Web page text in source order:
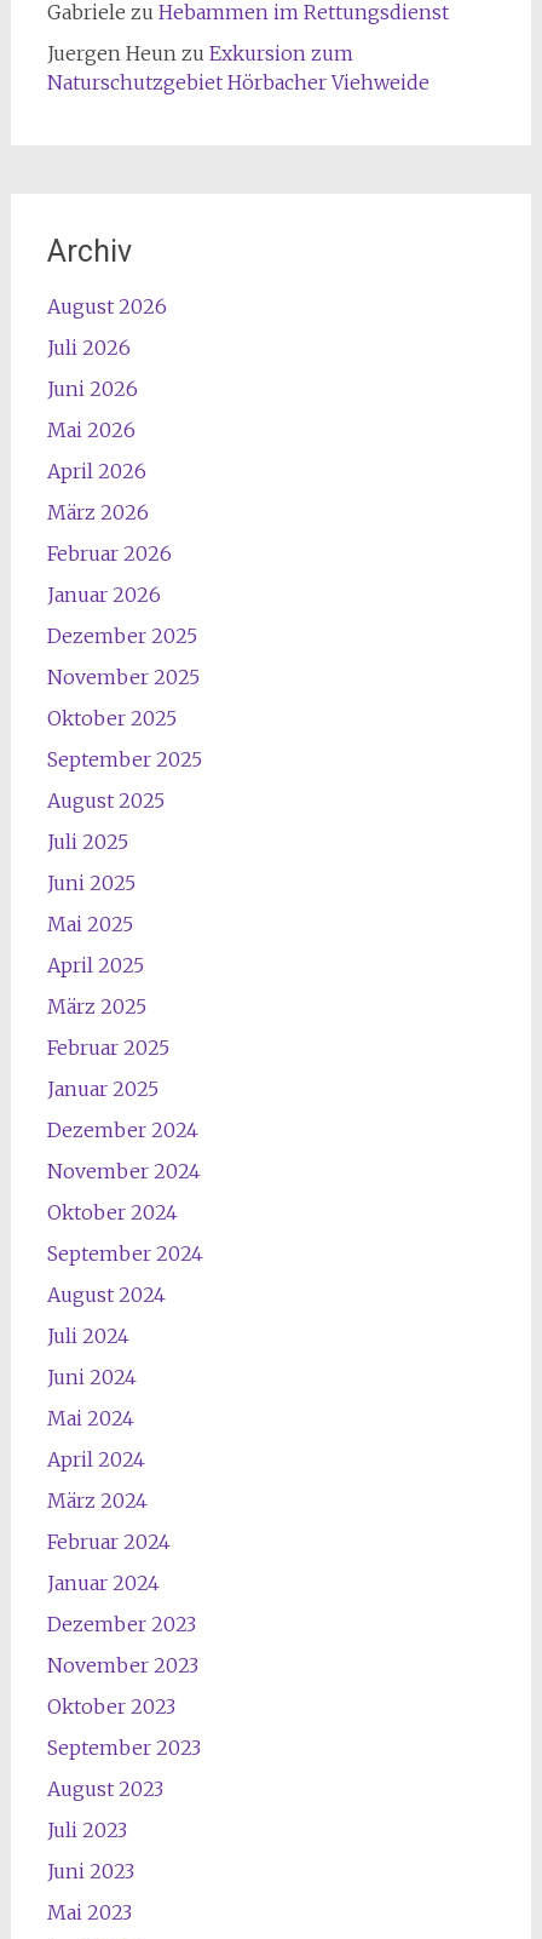
Gabriele zu Hebammen im Rettungsdienst
Juergen Heun zu Exkursion zum
Naturschutzgebiet Hörbacher Viehweide
Archiv
August 2026
Juli 2026
Juni 2026
Mai 2026
April 2026
März 2026
Februar 2026
Januar 2026
Dezember 2025
November 2025
Oktober 2025
September 2025
August 2025
Juli 2025
Juni 2025
Mai 2025
April 2025
März 2025
Februar 2025
Januar 2025
Dezember 2024
November 2024
Oktober 2024
September 2024
August 2024
Juli 2024
Juni 2024
Mai 2024
April 2024
März 2024
Februar 2024
Januar 2024
Dezember 2023
November 2023
Oktober 2023
September 2023
August 2023
Juli 2023
Juni 2023
Mai 2023